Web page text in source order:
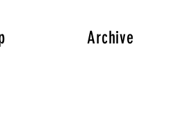
Archive